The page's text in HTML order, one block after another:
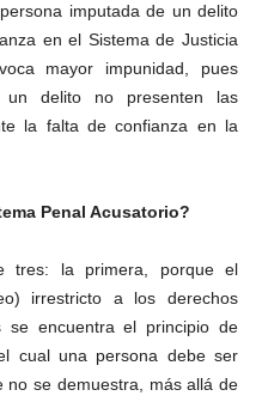
imputada de un delito
en el Sistema de Justicia
mayor impunidad, pues
delito no presenten las
la falta de confianza en la
Penal Acusatorio?
tres: la primera, porque el
irrestricto a los derechos
se encuentra el principio de
cual una persona debe ser
no se demuestra, más allá de